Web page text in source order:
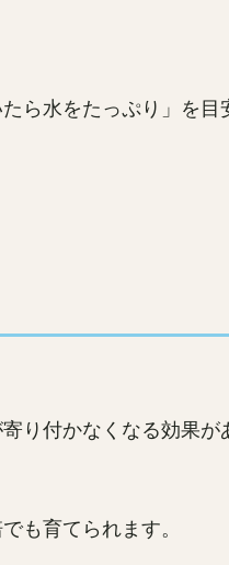
ら水をたっぷり」を目
り付かなくなる効果が
も育てられます。